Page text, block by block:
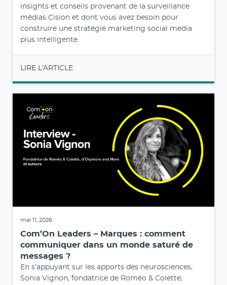
insights et conseils provenant de la surveillance
médias Cision et dont vous avez besoin pour
construire une stratégie marketing social media
plus intelligente.
LIRE L'ARTICLE
mai 11, 2026
Com’On Leaders – Marques : comment
communiquer dans un monde saturé de
messages ?
En s’appuyant sur les apports des neurosciences,
Sonia Vignon, fondatrice de Roméo & Colette,